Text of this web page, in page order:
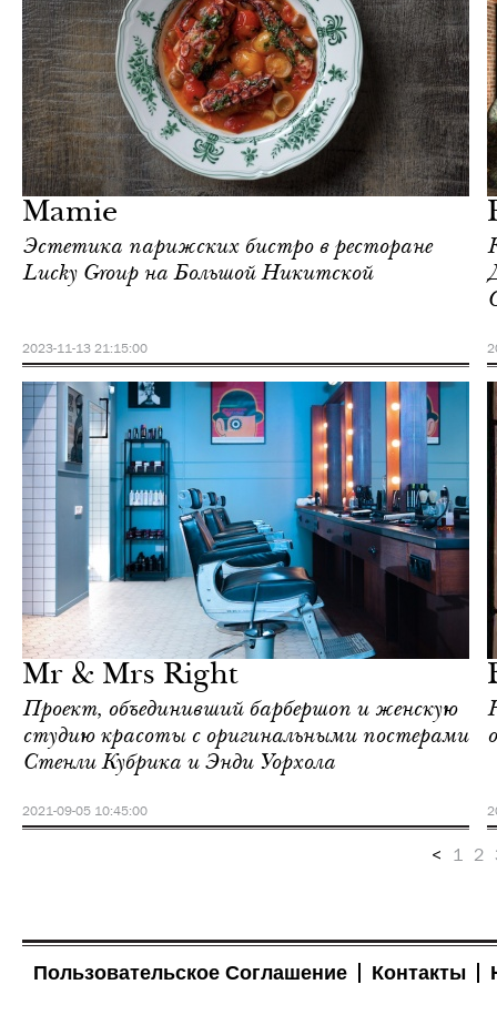
Mamie
Эстетика парижских бистро в ресторане
Lucky Group на Большой Никитской
2023-11-13 21:15:00
Mr & Mrs Right
Проект, объединивший барбершоп и женскую
студию красоты с оригинальными постерами
Стенли Кубрика и Энди Уорхола
2021-09-05 10:45:00
< 1 2
Пользовательское Соглашение Контакты